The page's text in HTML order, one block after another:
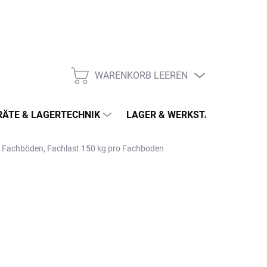
WARENKORB
WARENKORB LEEREN
& LAGERTECHNIK LAGER & WERKSTATT
Fachlast 150 kg pro Fachboden